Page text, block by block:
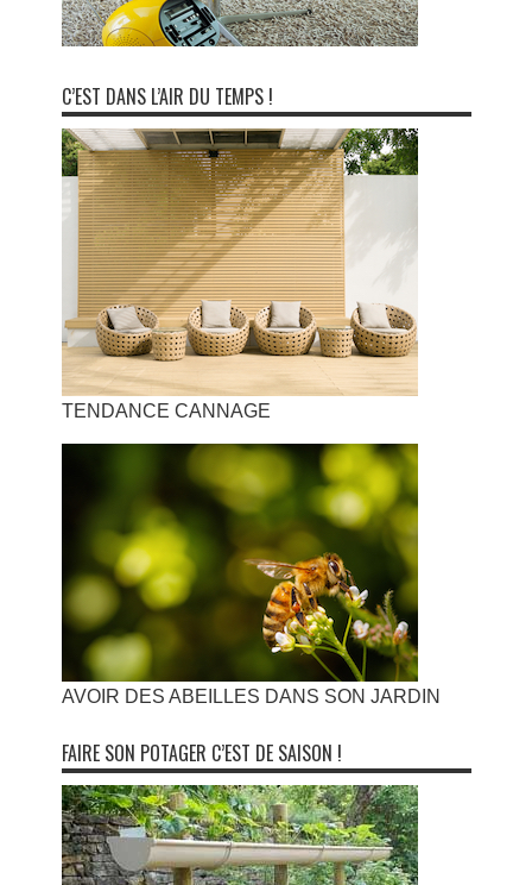
C’EST DANS L’AIR DU TEMPS !
TENDANCE CANNAGE
AVOIR DES ABEILLES DANS SON JARDIN
FAIRE SON POTAGER C’EST DE SAISON !